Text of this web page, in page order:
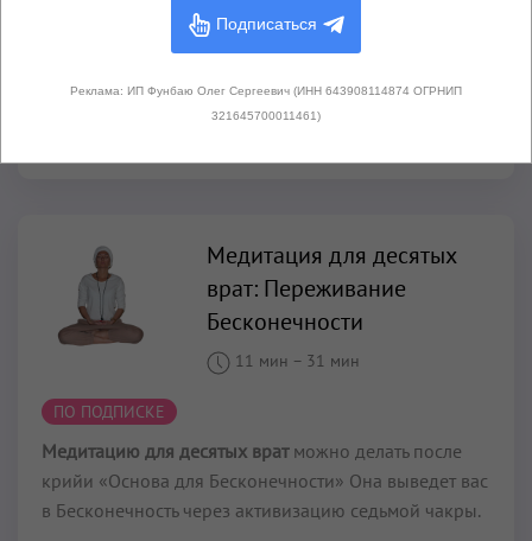
Восьмая чакра (Аура) представляет собой сияние,
электромагнитное поле, защиту и сочетает в себе
эффекты всех чакр.
Медитация для десятых
врат: Переживание
Бесконечности
11 мин – 31 мин
ПО ПОДПИСКЕ
Медитацию для десятых вратможно делать после
крийи «Основа для Бесконечности» Она выведет вас
в Бесконечность через активизацию седьмой чакры.
Подписаться
Реклама: ИП Фунбаю Олег Сергеевич (ИНН 643908114874 ОГРНИП
321645700011461)